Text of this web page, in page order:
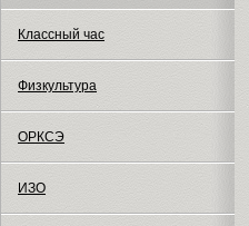
Классный час
Физкультура
ОРКСЭ
ИЗО